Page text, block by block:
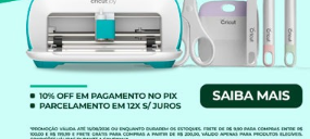
e personalizados. Desenvolva
para o dia a dia e para momentos